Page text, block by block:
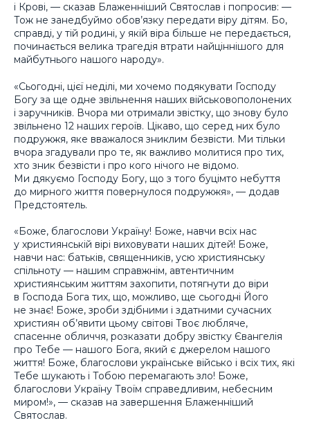
і Крові, — сказав Блаженніший Святослав і попросив: —
Тож не занедбуймо обов’язку передати віру дітям. Бо,
справді, у тій родині, у якій віра більше не передається,
починається велика трагедія втрати найціннішого для
майбутнього нашого народу».
«Сьогодні, цієї неділі, ми хочемо подякувати Господу
Богу за ще одне звільнення наших військовополонених
і заручників. Вчора ми отримали звістку, що знову було
звільнено 12 наших героїв. Цікаво, що серед них було
подружжя, яке вважалося зниклим безвісти. Ми тільки
вчора згадували про те, як важливо молитися про тих,
хто зник безвісти і про кого нічого не відомо.
Ми дякуємо Господу Богу, що з того буцімто небуття
до мирного життя повернулося подружжя», — додав
Предстоятель.
«Боже, благослови Україну! Боже, навчи всіх нас
у християнській вірі виховувати наших дітей! Боже,
навчи нас: батьків, священників, усю християнську
спільноту — нашим справжнім, автентичним
християнським життям захопити, потягнути до віри
в Господа Бога тих, що, можливо, ще сьогодні Його
не знає! Боже, зроби здібними і здатними сучасних
християн об’явити цьому світові Твоє любляче,
спасенне обличчя, розказати добру звістку Євангелія
про Тебе — нашого Бога, який є джерелом нашого
життя! Боже, благослови українське військо і всіх тих, які
Тебе шукають і Тобою перемагають зло! Боже,
благослови Україну Твоїм справедливим, небесним
миром!», — сказав на завершення Блаженніший
Святослав.